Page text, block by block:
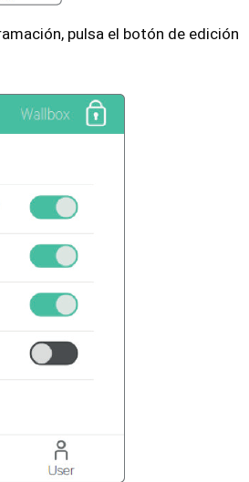
pulsa el botón de edición